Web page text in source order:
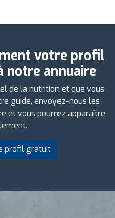
votre profil
notre annuaire
de la nutrition et que vous
guide, envoyez-nous les
et vous pourrez apparaître
profil gratuit